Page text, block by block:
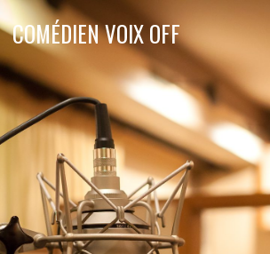
COMÉDIEN VOIX OFF